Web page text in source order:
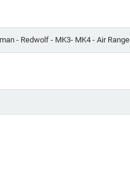
- Redwolf - MK3- MK4 - Air